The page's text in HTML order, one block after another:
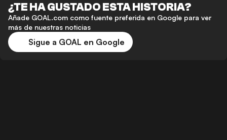
¿TE HA GUSTADO ESTA HISTORIA?
Añade GOAL.com como fuente preferida en Google para ver
más de nuestras noticias
Sigue a GOAL en Google